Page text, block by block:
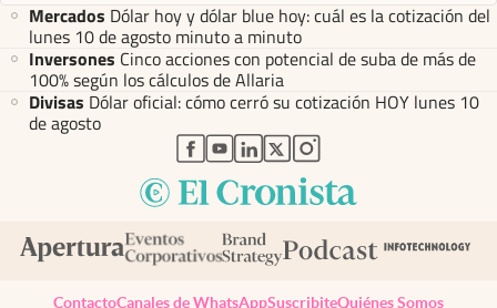
Mercados Dólar hoy y dólar blue hoy: cuál es la cotización del
lunes 10 de agosto minuto a minuto
Inversones Cinco acciones con potencial de suba de más de
100% según los cálculos de Allaria
Divisas Dólar oficial: cómo cerró su cotización HOY lunes 10
de agosto
abre en nueva pestaña
abre en nueva pestaña
abre en nueva pestaña
abre en nueva pestaña
abre en nueva pestaña
ContactoCanales de WhatsAppSuscribiteQuiénes Somos